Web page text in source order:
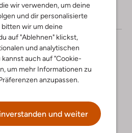
wir verwenden, um deine
und dir personalisierte
wir um deine
auf "Ablehnen" klickst,
und analytischen
auch auf "Cookie-
um mehr Informationen zu
anzupassen.
und weiter